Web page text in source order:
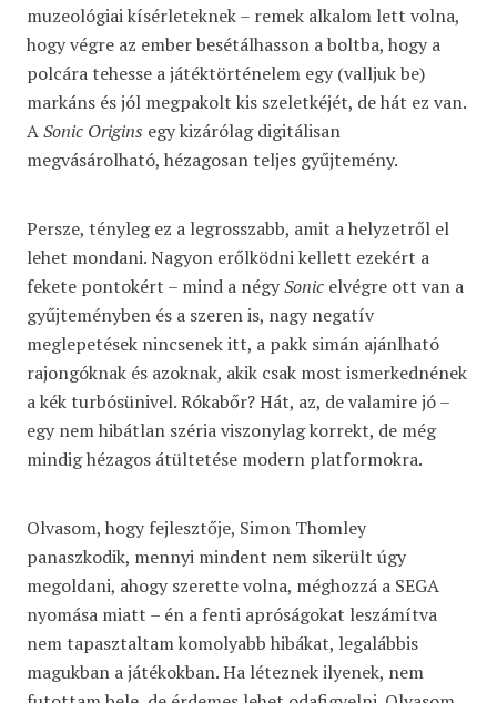
muzeológiai kísérleteknek – remek alkalom lett volna,
hogy végre az ember besétálhasson a boltba, hogy a
polcára tehesse a játéktörténelem egy (valljuk be)
markáns és jól megpakolt kis szeletkéjét, de hát ez van.
ASonic Origins egy kizárólag digitálisan
megvásárolható, hézagosan teljes gyűjtemény.
Persze, tényleg ez a legrosszabb, amit a helyzetről el
lehet mondani. Nagyon erőlködni kellett ezekért a
fekete pontokért – mind a négySonic elvégre ott van a
gyűjteményben és a szeren is, nagy negatív
meglepetések nincsenek itt, a pakk simán ajánlható
rajongóknak és azoknak, akik csak most ismerkednének
a kék turbósünivel. Rókabőr? Hát, az, de valamire jó –
egy nem hibátlan széria viszonylag korrekt, de még
mindig hézagos átültetése modern platformokra.
Olvasom, hogy fejlesztője, Simon Thomley
panaszkodik, mennyi mindent nem sikerült úgy
megoldani, ahogy szerette volna, méghozzá a SEGA
nyomása miatt – én a fenti apróságokat leszámítva
nem tapasztaltam komolyabb hibákat, legalábbis
magukban a játékokban. Ha léteznek ilyenek, nem